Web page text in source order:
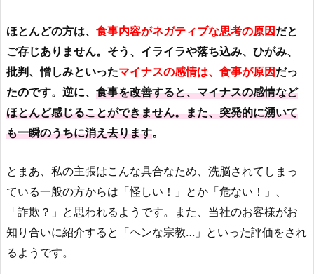
ほとんどの方は、 食事内容がネガティブな思考の原因だと
ご存じありません。そう、イライラや落ち込み、ひがみ、
批判、憎しみといったマイナスの感情は、食事が原因だっ
たのです。逆に、 食事を改善すると、マイナスの感情など
ほとんど感じることができません。また、突発的に湧いて
も一瞬のうちに消え去ります。
とまあ、私の主張はこんな具合なため、洗脳されてしまっ
ている一般の方からは「怪しい！」とか「危ない！」、
「詐欺？」と思われるようです。また、当社のお客様がお
知り合いに紹介すると「ヘンな宗教…」といった評価をされ
るようです。